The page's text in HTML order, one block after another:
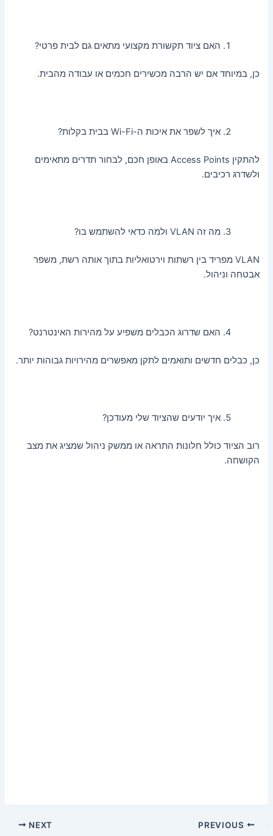
האם ציוד תקשורת מקצועי מתאים גם לבית פרטי?
כן, במיוחד אם יש הרבה מכשירים חכמים או עבודה מהבית.
איך לשפר את איכות ה-Wi-Fi בבית בקלות?
להתקין Access Points באופן חכם, לבחור תדרים מתאימים
ולשדרג רכיבים.
מה זה VLAN ולמה כדאי להשתמש בו?
VLAN מפריד בין רשתות וירטואליות בתוך אותה רשת, משפר
אבטחה וניהול.
האם שדרוג הכבלים משפיע על מהירות האינטרנט?
כן, כבלים חדשים ותואמים לתקן מאפשרים מהירויות גבוהות יותר.
איך יודעים שהציוד שלי מעודכן?
רוב הציוד כולל חלונות התראה או ממשק ניהול שמציג את מצב
הקושחה.
NEXT